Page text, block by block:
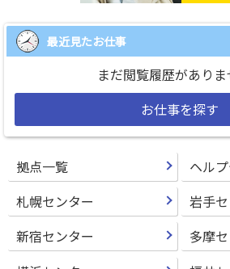
最近見たお仕事
まだ閲覧履歴がありま
お仕事を探す
拠点一覧
ヘル
札幌センター
岩手
新宿センター
多摩